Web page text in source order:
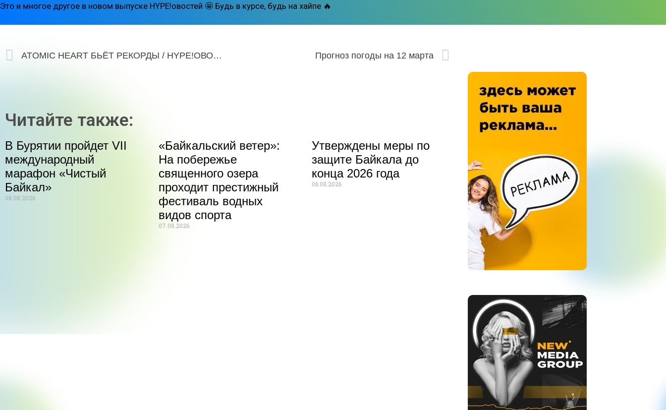
Это и многое другое в новом выпуске HYPE!овостей 🤩 Будь в курсе, будь на хайпе 🔥
ATOMIC HEART БЬЁТ РЕКОРДЫ / HYPE!ОВОСТИ 192 Прогноз погоды на 12 марта
Читайте также:
В Бурятии пройдет VII
международный
марафон «Чистый
Байкал»
08.08.2026
«Байкальский ветер»:
На побережье
священного озера
проходит престижный
фестиваль водных
видов спорта
07.08.2026
Утверждены меры по
защите Байкала до
конца 2026 года
06.08.2026